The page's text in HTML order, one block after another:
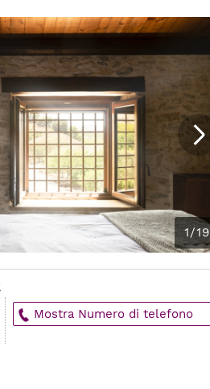
1/19
Mostra Numero di telefono